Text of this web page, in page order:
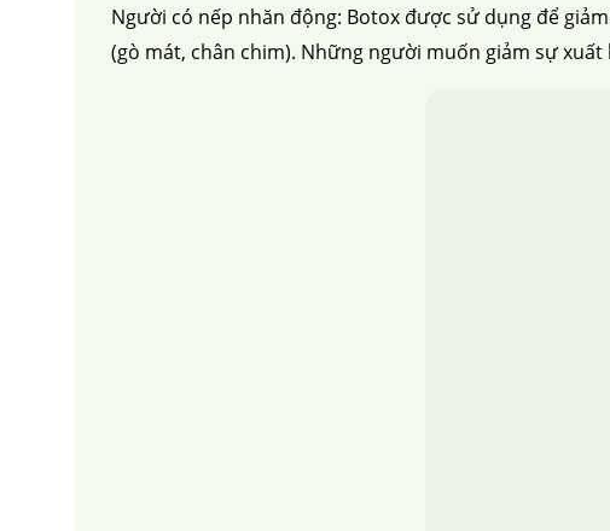
Người có nếp nhăn động: Botox được sử dụng để
(gò mát, chân chim). Những người muốn giảm sự